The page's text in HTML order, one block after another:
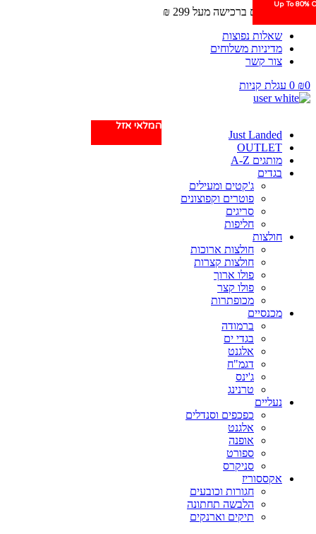
משלוחים חינם ברכישה מעל 299 ₪
שאלות נפוצות
מדיניות משלוחים
צור קשר
₪0
0 עגלת קניות
Just Landed
OUTLET
מותגים A-Z
בגדים
ג'קטים ומעילים
פוטרים וקפוצונים
סריגים
חליפות
חולצות
חולצות ארוכות
חולצות קצרות
פולו ארוך
פולו קצר
מכופתרות
מכנסיים
ברמודה
בגדי ים
אלגנט
דגמ"ח
ג'ינס
טרנינג
נעליים
כפכפים וסנדלים
אלגנט
אופנה
ספורט
סניקרס
אקססוריז
חגורות וכובעים
הלבשה תחתונה
תיקים וארנקים
Up To 80%
המלאי אזל